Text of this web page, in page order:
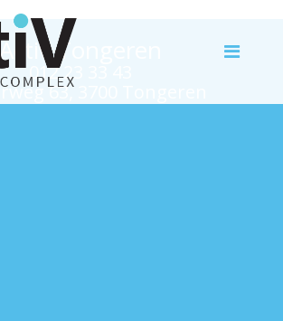
Activ Tongeren
012 23 33 43
63, 3700 Tongeren